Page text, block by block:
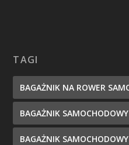
TAGI
BAGAŻNIK NA ROWER
BAGAŻNIK
BAGAŻNIK